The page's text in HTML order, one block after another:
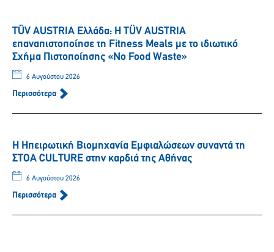
TÜV AUSTRIA Ελλάδα: Η TÜV AUSTRIA
επαναπιστοποίησε τη Fitness Meals με το ιδιωτικό
Σχήμα Πιστοποίησης «No Food Waste»
6 Αυγούστου 2026
Περισσότερα
Η Ηπειρωτική Βιομηχανία Εμφιαλώσεων συναντά τη
ΣΤΟΑ CULTURE στην καρδιά της Αθήνας
6 Αυγούστου 2026
Περισσότερα